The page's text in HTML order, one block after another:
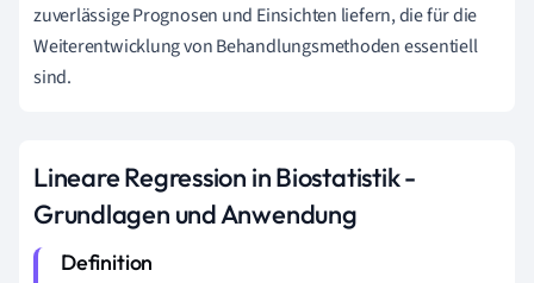
zuverlässige Prognosen und Einsichten liefern, die für die
Weiterentwicklung von Behandlungsmethoden essentiell
sind.
Lineare Regression in Biostatistik -
Grundlagen und Anwendung